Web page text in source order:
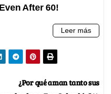
¿Por qué aman tanto sus